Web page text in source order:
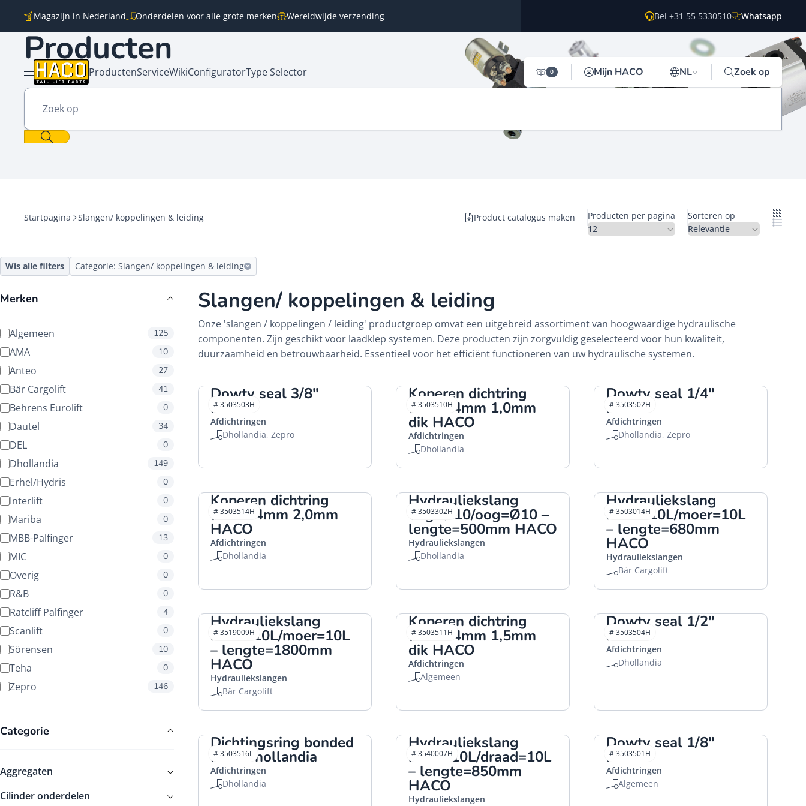
Magazijn in Nederland Onderdelen voor alle grote merken Wereldwijde verzending Bel +31 55 5330510 Whatsapp
Menu openen
ProductenServiceWikiConfiguratorType Selector 0 Mijn HACO NL Zoek op
Producten
Zoek op
Startpagina Slangen/ koppelingen & leiding Product catalogus maken Producten per pagina Sorteren op
Wis alle filters Categorie: Slangen/ koppelingen & leiding
Merken
Algemeen 125
AMA 10
Anteo 27
Bär Cargolift 41
Behrens Eurolift 0
Dautel 34
DEL 0
Dhollandia 149
Erhel/Hydris 0
Interlift 0
Mariba 0
MBB-Palfinger 13
MIC 0
Overig 0
R&B 0
Ratcliff Palfinger 4
Scanlift 0
Sörensen 10
Teha 0
Zepro 146
Categorie
Aggregaten
Cilinder onderdelen
Slangen/ koppelingen & leiding
Onze 'slangen / koppelingen / leiding' productgroep omvat een uitgebreid assortiment van hoogwaardige hydraulische
componenten. Zijn geschikt voor laadklep systemen. Deze producten zijn zorgvuldig geselecteerd voor hun kwaliteit,
duurzaamheid en betrouwbaarheid. Essentieel voor het efficiënt functioneren van uw hydraulische systemen.
Dowty seal 3/8"
HACO
Afdichtringen
Dhollandia, Zepro
# 3503503H
Koperen dichtring
Ø10x14mm 1,0mm
dik HACO
Afdichtringen
Dhollandia
# 3503510H
Dowty seal 1/4"
HACO
Afdichtringen
Dhollandia, Zepro
# 3503502H
Koperen dichtring
Ø10x14mm 2,0mm
HACO
Afdichtringen
Dhollandia
# 3503514H
Hydrauliekslang
oog=Ø10/oog=Ø10 –
lengte=500mm HACO
Hydrauliekslangen
Dhollandia
# 3503302H
Hydrauliekslang
moer=10L/moer=10L
– lengte=680mm
HACO
Hydrauliekslangen
Bär Cargolift
# 3503014H
Hydrauliekslang
moer=10L/moer=10L
– lengte=1800mm
HACO
Hydrauliekslangen
Bär Cargolift
# 3519009H
Koperen dichtring
Ø10x14mm 1,5mm
dik HACO
Afdichtringen
Algemeen
# 3503511H
Dowty seal 1/2"
HACO
Afdichtringen
Dhollandia
# 3503504H
Dichtingsring bonded
M10 Dhollandia
Afdichtringen
Dhollandia
# 3503516L
Hydrauliekslang
moer=10L/draad=10L
– lengte=850mm
HACO
Hydrauliekslangen
# 3540007H
Dowty seal 1/8"
HACO
Afdichtringen
Algemeen
# 3503501H